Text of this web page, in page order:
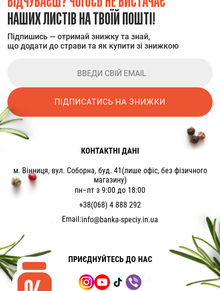
НАШИХ ЛИСТІВ НА ТВОЇЙ ПОШТІ!
Підпишись — отримай знижку та знай,
що додати до страви та як купити зі знижкою
ПІДПИСАТИСЬ НА ЗНИЖКИ
КОНТАКТНІ ДАНІ
м. Вінниця, вул. Соборна, буд. 41(лише офіс, без фізичного
магазину)
пн–пт з 9:00 до 18:00
+38(068) 4 888 292
Email:info@banka-speciy.in.ua
ПРИЄДНУЙТЕСЬ ДО НАС